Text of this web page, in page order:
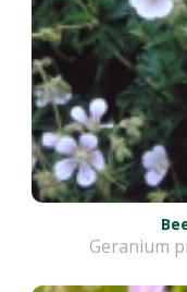
Geranium